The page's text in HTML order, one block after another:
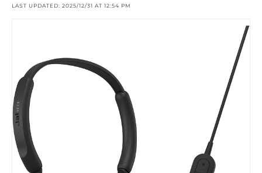
LAST UPDATED: 2025/12/31 AT 12:54 PM